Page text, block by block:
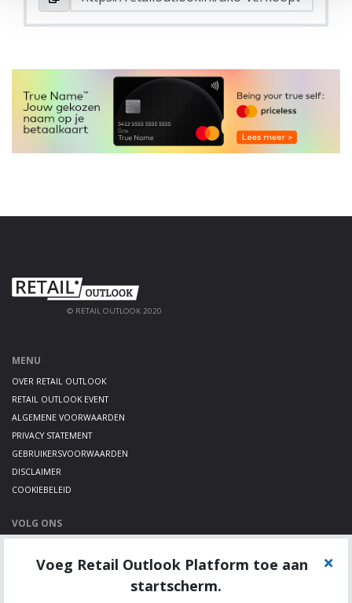
© RETAIL OUTLOOK 2020
MENU
OVER RETAIL OUTLOOK
RETAIL OUTLOOK EVENT
ALGEMENE VOORWAARDEN
PRIVACY STATEMENT
GEBRUIKERSVOORWAARDEN
DISCLAIMER
COOKIEBELEID
VOLG ONS
TWITTER
Voeg Retail Outlook Platform toe aan
startscherm.